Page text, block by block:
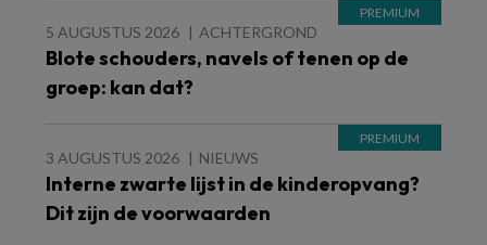
5 AUGUSTUS 2026 ACHTERGROND
Blote schouders, navels of tenen op de
groep: kan dat?
3 AUGUSTUS 2026 NIEUWS
Interne zwarte lijst in de kinderopvang?
Dit zijn de voorwaarden